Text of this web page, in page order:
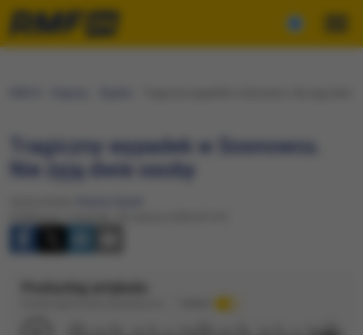
Tragiczny wypadek w Sosnowcu.
Nie żyją dwie osoby